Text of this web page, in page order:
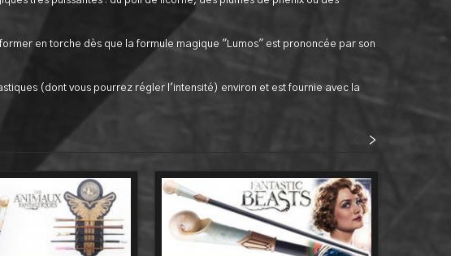
en torche dès que la formule magique "Lumos" est prononcée par son
(dont vous pourrez régler l'intensité) environ et est fournie avec la
>